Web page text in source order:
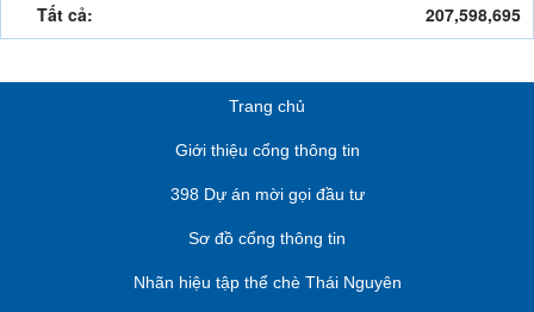
Tất cả:
207,598,695
Trang chủ
Giới thiệu cổng thông tin
398 Dự án mời gọi đầu tư
Sơ đồ cổng thông tin
Nhãn hiệu tập thể chè Thái Nguyên